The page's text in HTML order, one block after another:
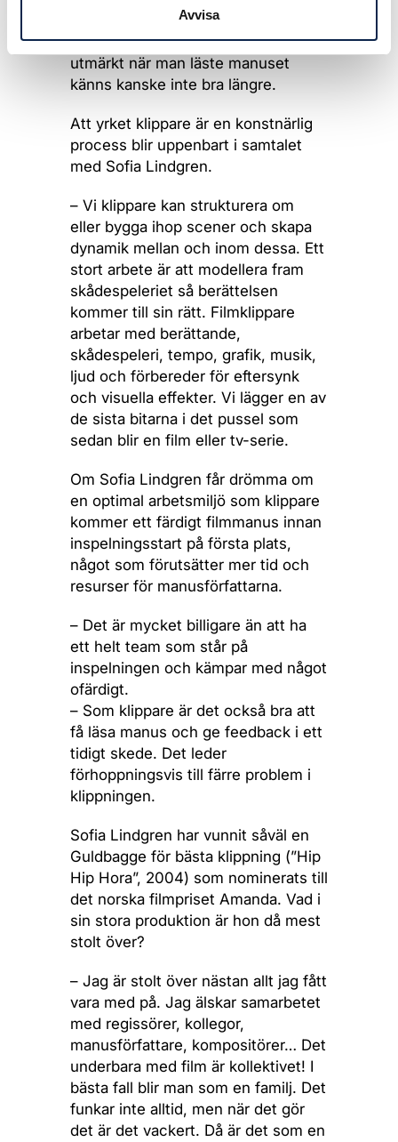
Avvisa
en känslomässig scenordning, inte
en litterär. Det som fungerade
utmärkt när man läste manuset
känns kanske inte bra längre.
Att yrket klippare är en konstnärlig
process blir uppenbart i samtalet
med Sofia Lindgren.
– Vi klippare kan strukturera om
eller bygga ihop scener och skapa
dynamik mellan och inom dessa. Ett
stort arbete är att modellera fram
skådespeleriet så berättelsen
kommer till sin rätt. Filmklippare
arbetar med berättande,
skådespeleri, tempo, grafik, musik,
ljud och förbereder för eftersynk
och visuella effekter. Vi lägger en av
de sista bitarna i det pussel som
sedan blir en film eller tv-serie.
Om Sofia Lindgren får drömma om
en optimal arbetsmiljö som klippare
kommer ett färdigt filmmanus innan
inspelningsstart på första plats,
något som förutsätter mer tid och
resurser för manusförfattarna.
– Det är mycket billigare än att ha
ett helt team som står på
inspelningen och kämpar med något
ofärdigt.
– Som klippare är det också bra att
få läsa manus och ge feedback i ett
tidigt skede. Det leder
förhoppningsvis till färre problem i
klippningen.
Sofia Lindgren har vunnit såväl en
Guldbagge för bästa klippning (”Hip
Hip Hora”, 2004) som nominerats till
det norska filmpriset Amanda. Vad i
sin stora produktion är hon då mest
stolt över?
– Jag är stolt över nästan allt jag fått
vara med på. Jag älskar samarbetet
med regissörer, kollegor,
manusförfattare, kompositörer… Det
underbara med film är kollektivet! I
bästa fall blir man som en familj. Det
funkar inte alltid, men när det gör
det är det vackert. Då är det som en